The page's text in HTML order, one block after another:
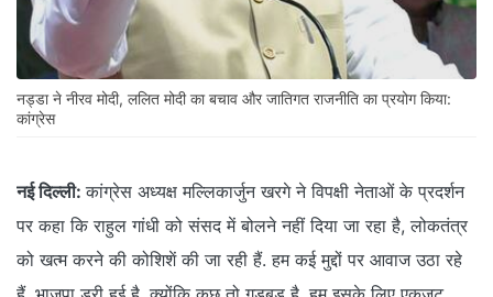
नड्डा ने नीरव मोदी, ललित मोदी का बचाव और जातिगत राजनीति का प्रयोग किया:
कांग्रेस
नई दिल्‍ली: कांग्रेस अध्यक्ष मल्लिकार्जुन खरगे ने विपक्षी नेताओं के प्रदर्शन
पर कहा कि राहुल गांधी को संसद में बोलने नहीं दिया जा रहा है, लोकतंत्र
को खत्म करने की कोशिशें की जा रही हैं. हम कई मुद्दों पर आवाज उठा रहे